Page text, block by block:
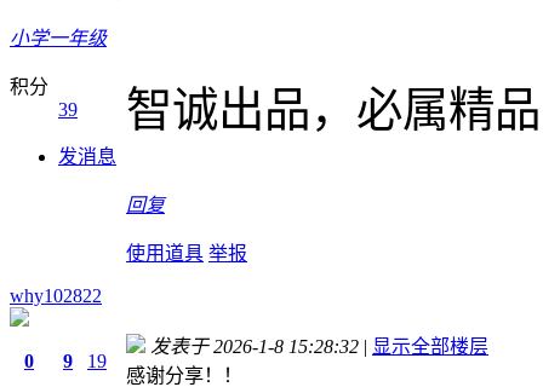
小学一年级
积分
39
发消息
智诚出品，必属精
回复
使用道具 举报
why102822
0 9 19
发表于 2026-1-8 15:28:32 | 显示全部楼层
感谢分享！！